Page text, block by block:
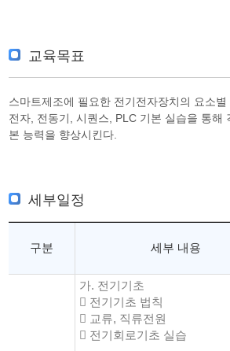
교육목표
스마트제조에 필요한 전기전자장치의 요소별
전자, 전동기, 시퀀스, PLC 기본 실습을 통해
본 능력을 향상시킨다.
세부일정
구분 세부 내용
가. 전기기초
 전기기초 법칙
 교류, 직류전원
 전기회로기초 실습